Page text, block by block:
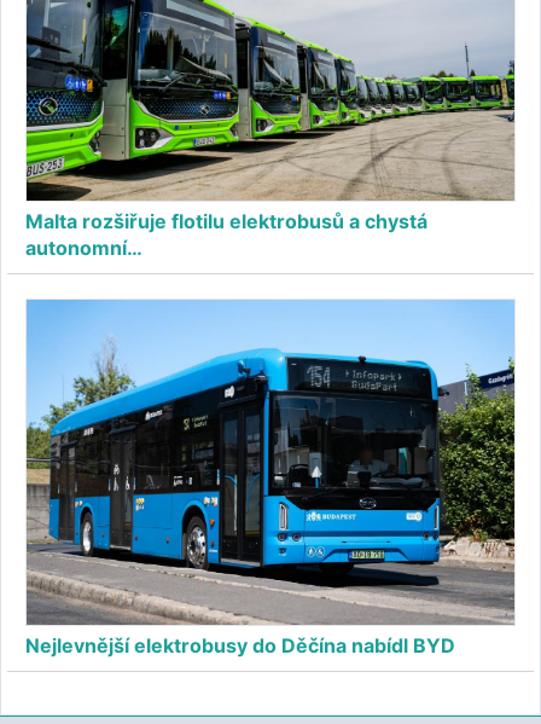
Malta rozšiřuje flotilu elektrobusů a chystá
autonomní…
Nejlevnější elektrobusy do Děčína nabídl BYD